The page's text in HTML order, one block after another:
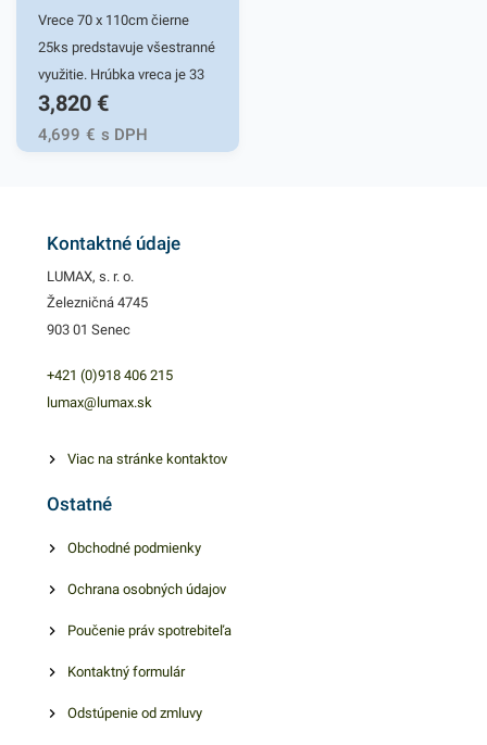
Vrece 70 x 110cm čierne
25ks predstavuje všestranné
využitie. Hrúbka vreca je 33
mikrónov. Tieto univerzálne
vrecia sú vysoko flexibilné a
odolné. Vďaka elastickému
a to bez pretrhnutia.
zberných nádob.
manipulácie s odpadom.
Využiť ich môžete aj na
oblečenia alebo počas
vhodné na balenie výrobkov
ponuke nájdete ďalšie
3,820 €
4,699 € s DPH
Kontaktné údaje
LUMAX, s. r. o.
Železničná 4745
903 01 Senec
+421 (0)918 406 215
lumax@lumax.sk
Viac na stránke kontaktov
Ostatné
Obchodné podmienky
Ochrana osobných údajov
Poučenie práv spotrebiteľa
Kontaktný formulár
Odstúpenie od zmluvy